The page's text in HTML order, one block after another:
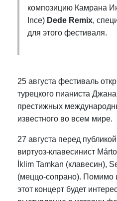
композицию Камрана
Ince) Dede Remix,
для этого фестиваля.
25 августа фестиваль
турецкого пианиста
престижных
известного во всем мире.
27 августа перед
виртуоз-клавесинист
İklim Tamkan (клавесин),
(меццо-сопрано). Помимо
этот концерт будет